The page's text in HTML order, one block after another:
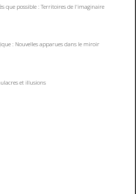
que possible : Territoires de l'imaginaire
: Nouvelles apparues dans le miroir
et illusions